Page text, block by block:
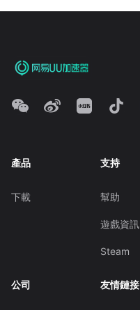
產品
下載
支持
幫助
遊戲資訊
Steam
公司 友情鏈接